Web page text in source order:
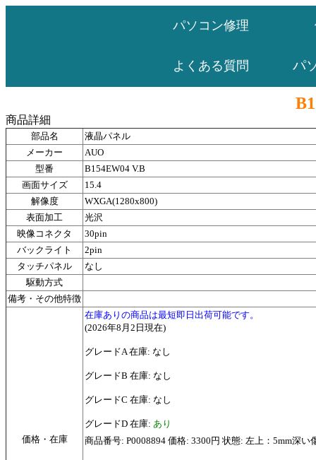
パソコン修理
よくある質問 パ
商品詳細
部品名
液晶パネル
メーカー
AUO
型番
B154EW04 V.B
画面サイズ
15.4
解像度
WXGA(1280x800)
表面加工
光沢
映像コネクタ
30pin
バックライト
2pin
タッチパネル
なし
駆動方式
備考・その他特徴
価格・在庫
在庫ありの商品は最短即日出荷可能です。
(2026年8月2日現在)
グレードA 在庫: なし
グレードB 在庫: なし
グレードC 在庫: なし
グレードD 在庫: あり
商品番号: P0008894 価格: 3300円 状態: 左上：5mm